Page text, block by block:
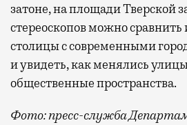
затоне, на площади Тверской
стереоскопов можно
столицы с современными
и увидеть, как менялись
общественные пространства.
Фото: пресс-служба